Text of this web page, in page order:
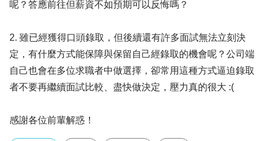
呢？答應前往但薪資不如預期可以反悔嗎？
2. 雖已經獲得口頭錄取，但後續還有許多面試無法立刻決
定，有什麼方式能保障與保留自己經錄取的機會呢？公司端
自己也會在多位求職者中做選擇，卻常用這種方式逼迫錄取
者不要再繼續面試比較、盡快做決定，壓力真的很大 :(
感謝各位前輩解惑！